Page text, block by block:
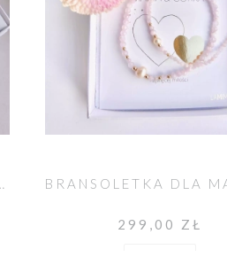
299,00 ZŁ